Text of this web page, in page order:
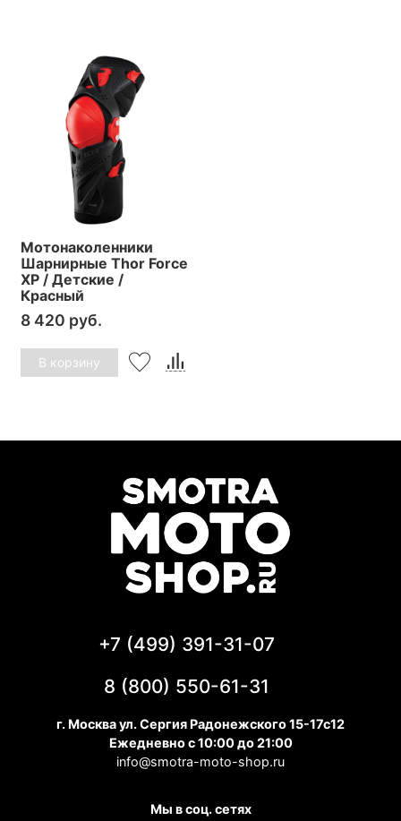
Мотонаколенники
Шарнирные Thor Force
XP / Детские /
Красный
8 420 руб.
В корзину
+7 (499) 391-31-07
8 (800) 550-61-31
г. Москва ул. Сергия Радонежского 15-17с12
Ежедневно с 10:00 до 21:00
info@smotra-moto-shop.ru
Мы в соц. сетях